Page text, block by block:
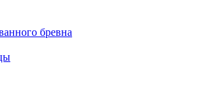
бревна